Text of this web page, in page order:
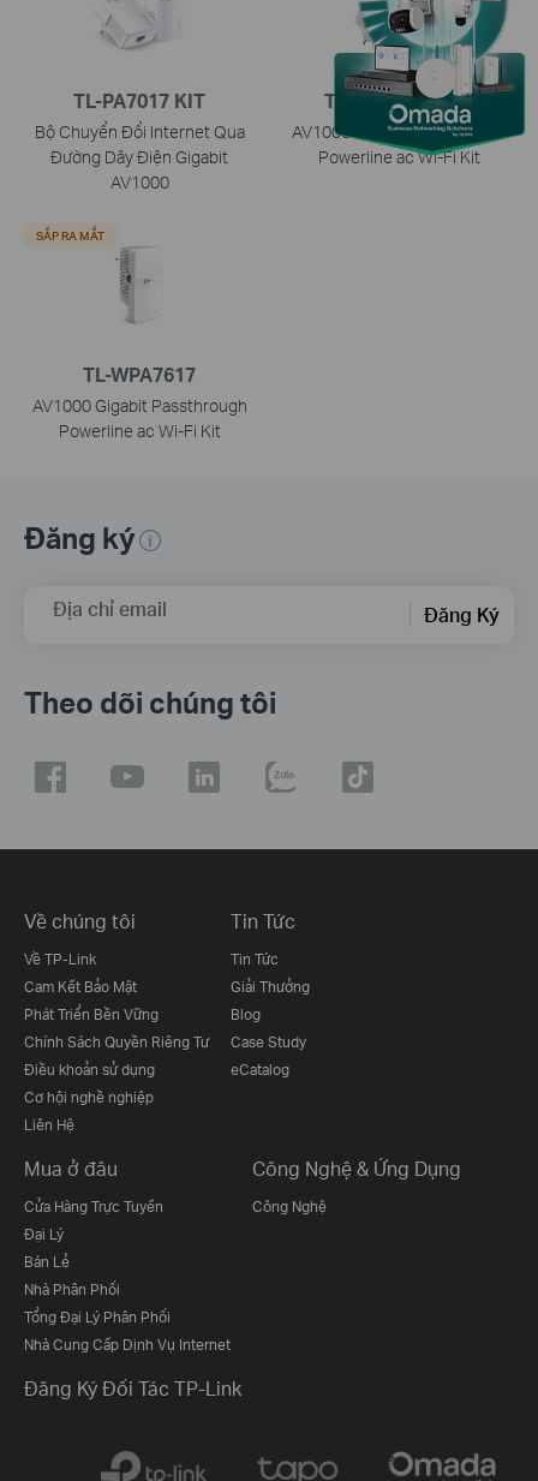
TL-PA7017 KIT
Bộ Chuyển Đổi Internet Qua
Đường Dây Điện Gigabit
AV1000
TL-WPA7617 KIT
AV1000 Gigabit Passthrough
Powerline ac Wi-Fi Kit
TL-WPA7617
AV1000 Gigabit Passthrough
Powerline ac Wi-Fi Kit
SẮP RA MẮT
Đăng ký
Địa chỉ email Đăng Ký
Theo dõi chúng tôi
Về chúng tôi
Về TP-Link
Cam Kết Bảo Mật
Phát Triển Bền Vững
Chính Sách Quyền Riêng Tư
Điều khoản sử dụng
Cơ hội nghề nghiệp
Liên Hệ
Tin Tức
Tin Tức
Giải Thưởng
Blog
Case Study
eCatalog
Mua ở đâu
Cửa Hàng Trực Tuyến
Đại Lý
Bán Lẻ
Nhà Phân Phối
Tổng Đại Lý Phân Phối
Nhà Cung Cấp Dịnh Vụ Internet
Công Nghệ & Ứng Dụng
Công Nghệ
Đăng Ký Đối Tác TP-Link